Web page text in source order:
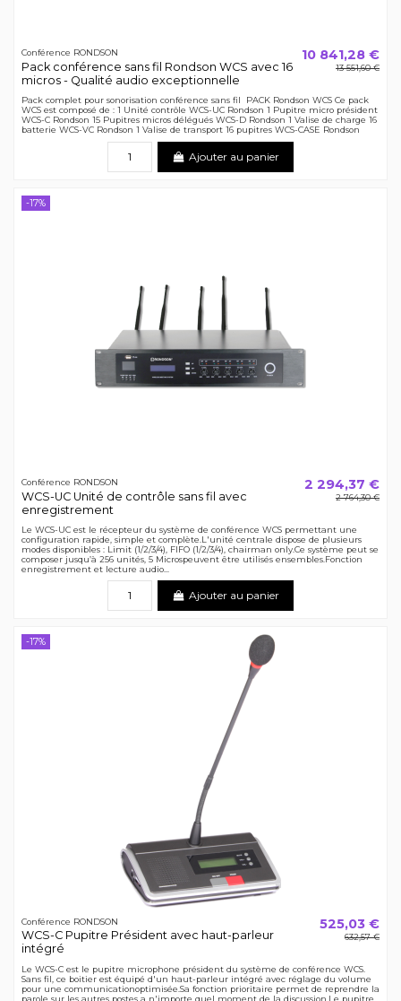
Conférence RONDSON
Pack conférence sans fil Rondson WCS avec 16
micros - Qualité audio exceptionnelle
10 841,28 €
13 551,60 €
Pack complet pour sonorisation conférence sans fil PACK Rondson WCS Ce pack
WCS est composé de : 1 Unité contrôle WCS-UC Rondson 1 Pupitre micro président
WCS-C Rondson 15 Pupitres micros délégués WCS-D Rondson 1 Valise de charge 16
batterie WCS-VC Rondson 1 Valise de transport 16 pupitres WCS-CASE Rondson
Ajouter au panier
-17%
Conférence RONDSON
WCS-UC Unité de contrôle sans fil avec
enregistrement
2 294,37 €
2 764,30 €
Le WCS-UC est le récepteur du système de conférence WCS permettant une
configuration rapide, simple et complète.L'unité centrale dispose de plusieurs
modes disponibles : Limit (1/2/3/4), FIFO (1/2/3/4), chairman only.Ce système peut se
composer jusqu’à 256 unités, 5 Microspeuvent être utilisés ensembles.Fonction
enregistrement et lecture audio...
Ajouter au panier
-17%
Conférence RONDSON
WCS-C Pupitre Président avec haut-parleur
intégré
525,03 €
632,57 €
Le WCS-C est le pupitre microphone président du système de conférence WCS.
Sans fil, ce boitier est équipé d'un haut-parleur intégré avec réglage du volume
pour une communicationoptimisée.Sa fonction prioritaire permet de reprendre la
parole sur les autres postes a n'importe quel moment de la discussion.Le pupitre